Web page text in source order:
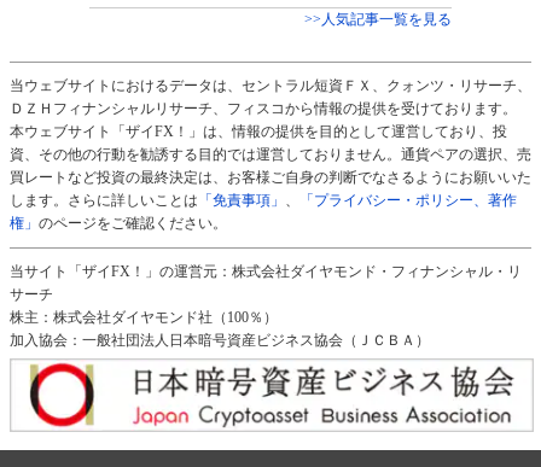
>>人気記事一覧を見る
当ウェブサイトにおけるデータは、セントラル短資ＦＸ、クォンツ・リサーチ、
ＤＺＨフィナンシャルリサーチ、フィスコから情報の提供を受けております。
本ウェブサイト「ザイFX！」は、情報の提供を目的として運営しており、投
資、その他の行動を勧誘する目的では運営しておりません。通貨ペアの選択、売
買レートなど投資の最終決定は、お客様ご自身の判断でなさるようにお願いいた
します。さらに詳しいことは 「免責事項」
「プライバシー・ポリシー、著作
権」 のページをご確認ください。
当サイト「ザイFX！」の運営元：株式会社ダイヤモンド・フィナンシャル・リ
サーチ
株主：株式会社ダイヤモンド社（100％）
加入協会：一般社団法人日本暗号資産ビジネス協会（ＪＣＢＡ）